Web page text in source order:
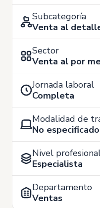
Subcategoría
Venta al
Sector
Venta al por
Jornada laboral
Completa
Modalidad de
No especificado
Nivel
Especialista
Departamento
Ventas